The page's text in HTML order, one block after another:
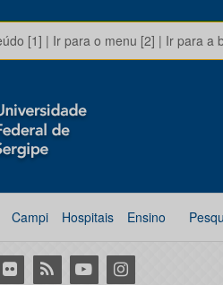
[1] | Ir para o menu [2] | Ir para a
Campi Hospitais Ensino
Flickr RSS YoutubeInstagram